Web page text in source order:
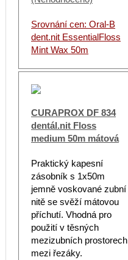
Srovnání cen: Oral-B
dent.nit EssentialFloss
Mint Wax 50m
CURAPROX DF 834
dentál.nit Floss
medium 50m mátová
Praktický kapesní
zásobník s 1x50m
jemně voskované zubní
nitě se svěží mátovou
příchutí. Vhodná pro
použití v těsných
mezizubních prostorech
mezi řezáky.